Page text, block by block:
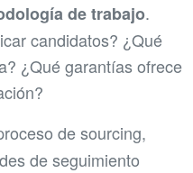
de trabajo.
candidatos? ¿Qué
¿Qué garantías ofrece
de sourcing,
de seguimiento